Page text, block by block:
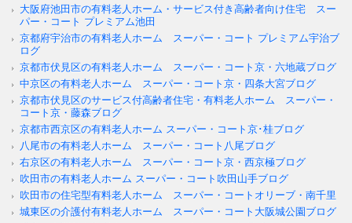
大阪府池田市の有料老人ホーム・サービス付き高齢者向け住宅 スー
パー・コート プレミアム池田
京都府宇治市の有料老人ホーム スーパー・コート プレミアム宇治ブ
ログ
京都市伏見区の有料老人ホーム スーパー・コート京・六地蔵ブログ
中京区の有料老人ホーム スーパー・コート京・四条大宮ブログ
京都市伏見区のサービス付高齢者住宅・有料老人ホーム スーパー・
コート京・藤森ブログ
京都市西京区の有料老人ホーム スーパー・コート京･桂ブログ
八尾市の有料老人ホーム スーパー・コート八尾ブログ
右京区の有料老人ホーム スーパー・コート京・西京極ブログ
吹田市の有料老人ホーム スーパー・コート吹田山手ブログ
吹田市の住宅型有料老人ホーム スーパー・コートオリーブ・南千里
城東区の介護付有料老人ホーム スーパー・コート大阪城公園ブログ